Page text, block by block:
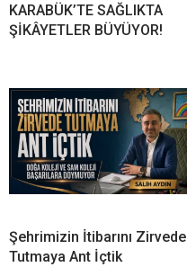
KARABÜK’TE SAĞLIKTA
ŞİKÂYETLER BÜYÜYOR!
Şehrimizin İtibarını Zirvede
Tutmaya Ant İçtik